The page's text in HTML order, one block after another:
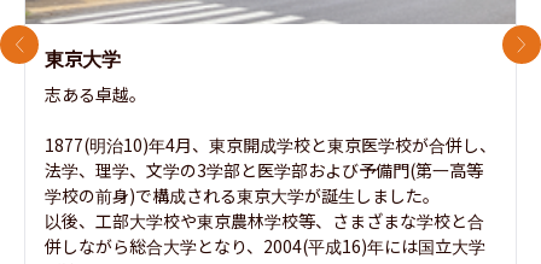
東京大学
志ある卓越。
1877(明治10)年4月、東京開成学校と東京医学校が合併し、
法学、理学、文学の3学部と医学部および予備門(第一高等
学校の前身)で構成される東京大学が誕生しました。
以後、工部大学校や東京農林学校等、さまざまな学校と合
併しながら総合大学となり、2004(平成16)年には国立大学
前のスライド 次